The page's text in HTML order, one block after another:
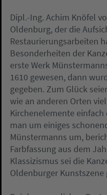
Dipl.-Ing. Achim Knöfel
Oldenburg, der die
Restaurierungsarbeiten
Besonderheiten der
erste Werk
1610 gewesen, dann
gegeben. Zum Glück
wie an anderen Orten
Kirchenelemente einfach
man um einiges
Münstermanns um,
Farbfassung aus dem
Klassizismus sei die
Oldenburger Kunstszene